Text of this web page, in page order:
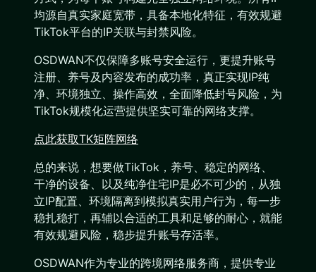
均源自真实家庭宽带，具备本地化特征，有效规避
TikTok平台的IP关联与封禁风险。
OSDWAN不仅保障多账号安全运行，更提升账号
注册、养号及内容发布的成功率，真正实现IP纯
净、环境独立、操作高效，全面降低封号风险，为
TikTok规模化运营提供坚实可靠的网络支撑。
点此获取TK矩阵网络
总的来说，想要做TikTok，养号、稳定的网络、
干净的设备、以及纯净住宅IP是必不可少的，从独
立IP配置、环境隔离到模拟真实用户行为，每一步
稳扎稳打，再辅以合适的工具和足够的耐心，就能
有效规避风险，稳步提升账号存活率。
OSDWAN作为专业的跨境网络服务商，提供专业